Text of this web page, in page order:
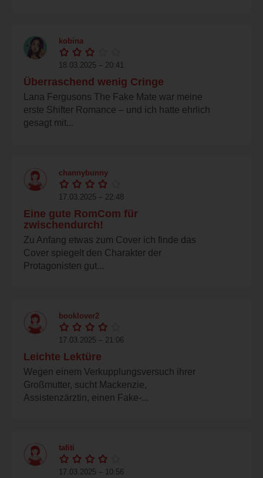
kobina
18.03.2025 – 20:41
Überraschend wenig Cringe
Lana Fergusons The Fake Mate war meine
erste Shifter Romance – und ich hatte ehrlich
gesagt mit...
channybunny
17.03.2025 – 22:48
Eine gute RomCom für
zwischendurch!
Zu Anfang etwas zum Cover ich finde das
Cover spiegelt den Charakter der
Protagonisten gut...
booklover2
17.03.2025 – 21:06
Leichte Lektüre
Wegen einem Verkupplungsversuch ihrer
Großmutter, sucht Mackenzie,
Assistenzärztin, einen Fake-...
tafiti
17.03.2025 – 10:56